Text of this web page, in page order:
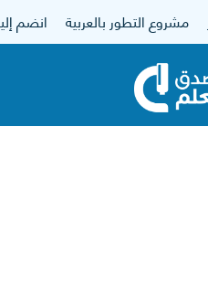
مشروع التطور بالعربية انضم